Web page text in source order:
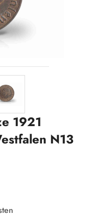
1921
N13